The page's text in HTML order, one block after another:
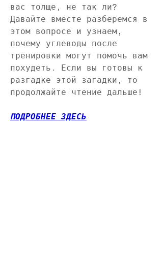
вас толще, не так ли?
Давайте вместе разберемся в
этом вопросе и узнаем,
почему углеводы после
тренировки могут помочь вам
похудеть. Если вы готовы к
разгадке этой загадки, то
продолжайте чтение дальше!
ПОДРОБНЕЕ ЗДЕСЬ